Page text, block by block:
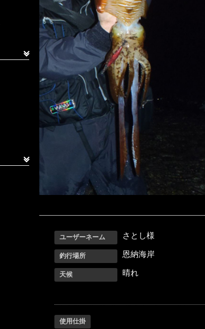
ユーザーネーム さとし様
釣行場所 恩納海岸
天候 晴れ
使用仕掛